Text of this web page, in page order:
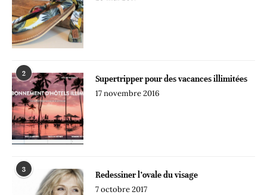
2
Supertripper pour des vacances illimitées
17 novembre 2016
3
Redessiner l’ovale du visage
7 octobre 2017